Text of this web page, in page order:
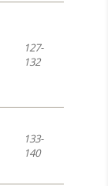
127-
132
133-
140